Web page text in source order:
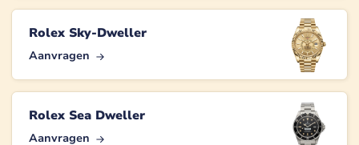
Rolex Sky-Dweller
Aanvragen
Rolex Sea Dweller
Aanvragen